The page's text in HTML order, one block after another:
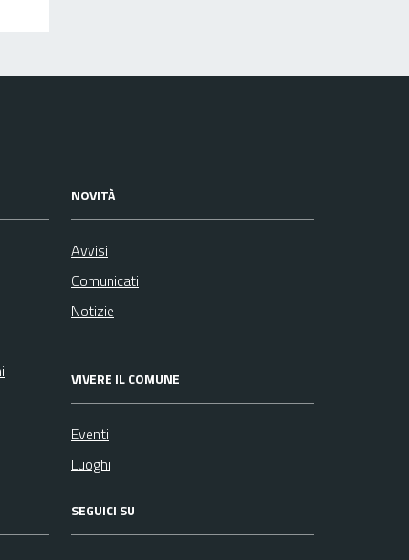
NOVITÀ
Avvisi
Comunicati
Notizie
VIVERE IL COMUNE
Eventi
Luoghi
SEGUICI SU